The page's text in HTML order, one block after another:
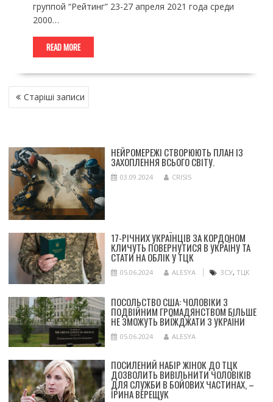
группой “Рейтинг” 23-27 апреля 2021 года среди
2000…
READ MORE
НАВІГАЦІЯ
ЗА Старіші записи
НЕЙРОМЕРЕЖІ СТВОРЮЮТЬ ПЛАН ІЗ
ЗАХОПЛЕННЯ ВСЬОГО СВІТУ.
03.09.2024 CRISIS
17-РІЧНИХ УКРАЇНЦІВ ЗА КОРДОНОМ
КЛИЧУТЬ ПОВЕРНУТИСЯ В УКРАЇНУ ТА
СТАТИ НА ОБЛІК У ТЦК
05.06.2024 ALESYA ЗСУ, ТЦК
ПОСОЛЬСТВО США: ЧОЛОВІКИ З
ПОДВІЙНИМ ГРОМАДЯНСТВОМ БІЛЬШЕ
НЕ ЗМОЖУТЬ ВИЇЖДЖАТИ З УКРАЇНИ
05.06.2024 ALESYA
ПОСИЛЕНИЙ НАБІР ЖІНОК ДО ТЦК
ДОЗВОЛИТЬ ВИВІЛЬНИТИ ЧОЛОВІКІВ
ДЛЯ СЛУЖБИ В БОЙОВИХ ЧАСТИНАХ, –
ІРИНА ВЕРЕЩУК